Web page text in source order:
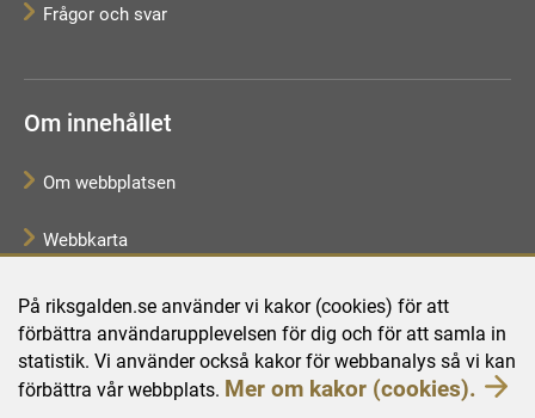
På riksgalden.se använder vi kakor (cookies) för att
förbättra användarupplevelsen för dig och för att samla in
statistik. Vi använder också kakor för webbanalys så vi kan
förbättra vår webbplats. Mer om kakor (cookies).
Frågor och svar
Om innehållet
Om webbplatsen
Webbkarta
Tillgänglighetsredogörelse
Behandling av personuppgifter